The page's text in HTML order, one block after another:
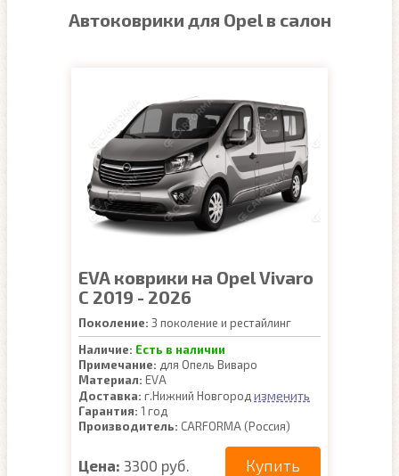
Автоковрики для Opel в салон
EVA коврики на Opel Vivaro
C 2019 - 2026
Поколение: 3 поколение и рестайлинг
Наличие: Есть в наличии
Примечание: для Опель Виваро
Материал: EVA
Доставка: г.Нижний Новгород изменить
Гарантия: 1 год
Производитель: CARFORMA (Россия)
Цена: 3300 руб. Купить